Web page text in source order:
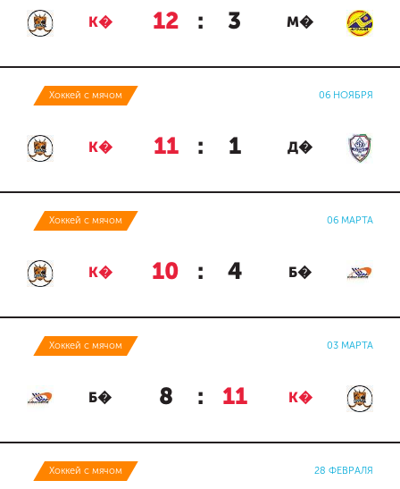
К� 12 : 3 М�
Хоккей с мячом 06 НОЯБРЯ
К� 11 : 1 Д�
Хоккей с мячом 06 МАРТА
К� 10 : 4 Б�
Хоккей с мячом 03 МАРТА
Б� 8 : 11 К�
Хоккей с мячом 28 ФЕВРАЛЯ